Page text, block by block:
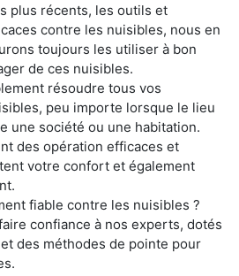
plus récents, les outils et
contre les nuisibles, nous en
toujours les utiliser à bon
de ces nuisibles.
résoudre tous vos
peu importe lorsque le lieu
une société ou une habitation.
des opération efficaces et
votre confort et également
fiable contre les nuisibles ?
confiance à nos experts, dotés
des méthodes de pointe pour